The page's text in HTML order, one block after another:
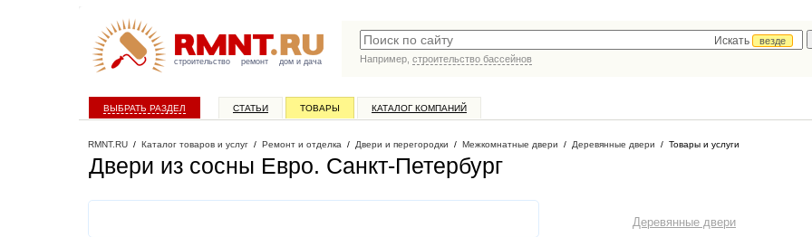
строительство ремонт дом и дача
Искать
везде
Например, строительство бассейнов
ВЫБРАТЬ РАЗДЕЛ СТАТЬИ ТОВАРЫ КАТАЛОГ КОМПАНИЙ
RMNT.RU / Каталог товаров и услуг / Ремонт и отделка / Двери и перегородки / Межкомнатные двери / Деревянные двери / Товары и услуги
Двери из сосны Евро. Санкт-Петербург
Деревянные двери